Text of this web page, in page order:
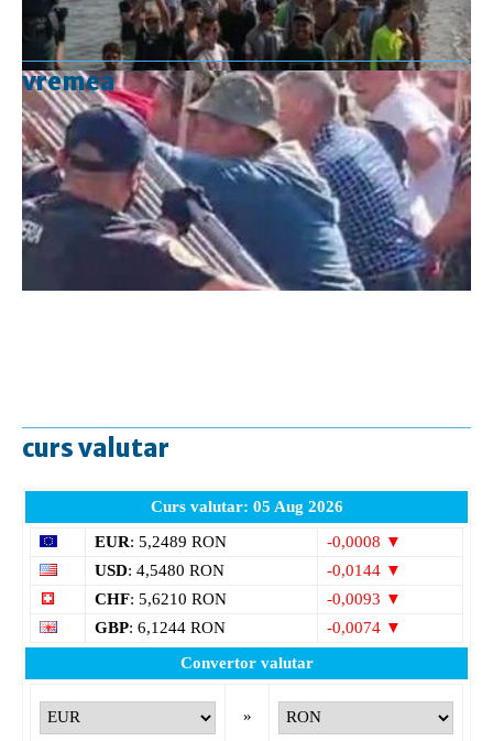
vremea
curs valutar
Curs valutar: 05 Aug 2026
EUR: 5,2489 RON
-0,0008 ▼
USD: 4,5480 RON
-0,0144 ▼
CHF: 5,6210 RON
-0,0093 ▼
GBP: 6,1244 RON
-0,0074 ▼
Convertor valutar
»